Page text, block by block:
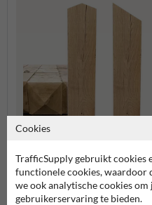
Cookies
TrafficSupply gebruikt cookies
functionele cookies, waardoor
we ook analytische cookies om
gebruikerservaring te bieden.